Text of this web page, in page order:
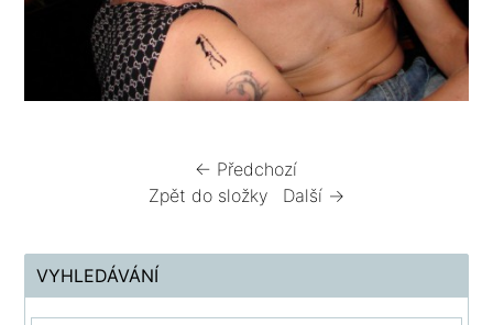
← Předchozí
Zpět do složky
Další →
VYHLEDÁVÁNÍ